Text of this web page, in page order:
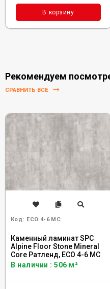
В корзину
Рекомендуем
СРАВНИТЬ ВСЕ
Код: ECO 4-6 MC
Каменный ламинат SPC
Alpine Floor Stone Mineral
Core Ратленд, ECO 4-6 MC
В наличии : 506 м²